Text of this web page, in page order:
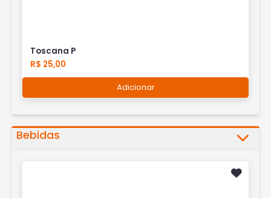
Toscana P
R$ 25,00
Adicionar
Bebidas